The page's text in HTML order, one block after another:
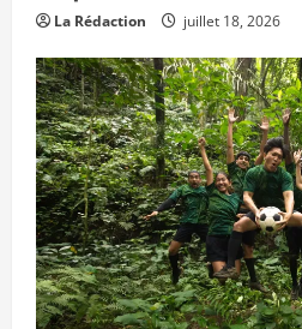
n
s
e
t
e
m
p
s
»
La Rédaction juillet 18, 2026